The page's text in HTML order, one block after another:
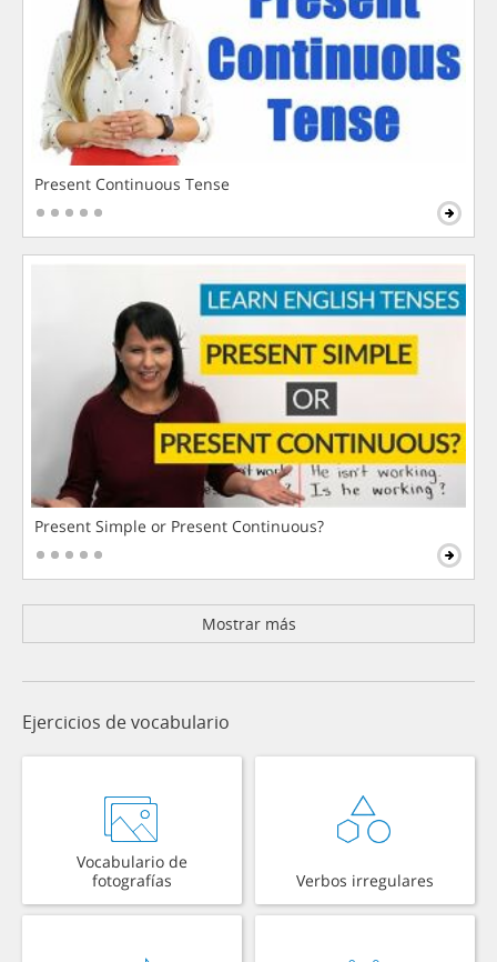
Present Continuous Tense
Present Simple or Present Continuous?
Mostrar más
Ejercicios de vocabulario
Vocabulario de
fotografías
Verbos irregulares